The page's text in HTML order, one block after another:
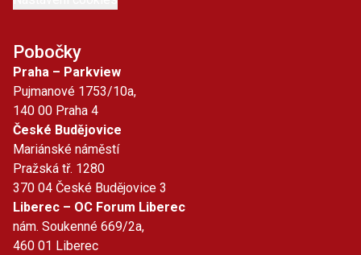
Pobočky
Praha – Parkview
Pujmanové 1753/10a,
140 00 Praha 4
České Budějovice
Mariánské náměstí
Pražská tř. 1280
370 04 České Budějovice 3
Liberec – OC Forum Liberec
nám. Soukenné 669/2a,
460 01 Liberec